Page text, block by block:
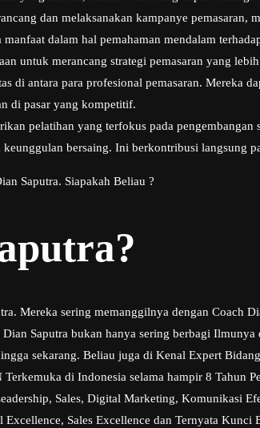
dan melaksanakan kampanye pemasaran,
dalam hal pemahaman mendalam
untuk merancang strategi pemasaran yang
di antara para profesional pemasaran. Mereka
di pasar yang kompetitif.
pelatihan yang terfokus pada
bersaing. Ini berkontribusi langsung
Saputra. Siapakah Beliau ?
Mereka sering memanggilnya dengan Coach
Saputra bukan hanya sering berbagi
sekarang. Beliau juga di Kenal Expert
di Indonesia selama hampir 8 Tahun
Sales, Digital Marketing, Komunikasi
Sales Excellence dan Ternyata Kunci